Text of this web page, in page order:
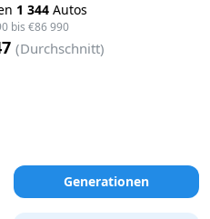
1 344 Autos
bis €86 990
(Durchschnitt)
Generationen